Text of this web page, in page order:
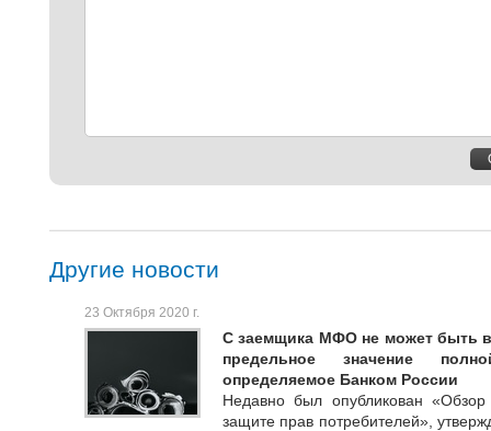
Другие новости
23 Октября 2020 г.
С заемщика МФО не может быть
предельное значение
определяемое Банком России
Недавно был опубликован
защите прав потребителей»,